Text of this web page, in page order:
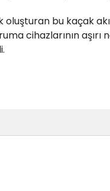
bu kaçak
cihazlarının aşırı